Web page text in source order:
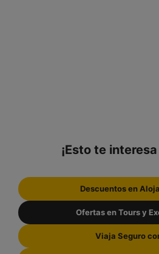
¡Esto te
Descuentos en
Ofertas en Tours y
Viaja Seguro